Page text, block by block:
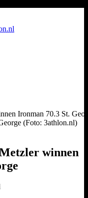
(Foto: 3athlon.nl)
winnen